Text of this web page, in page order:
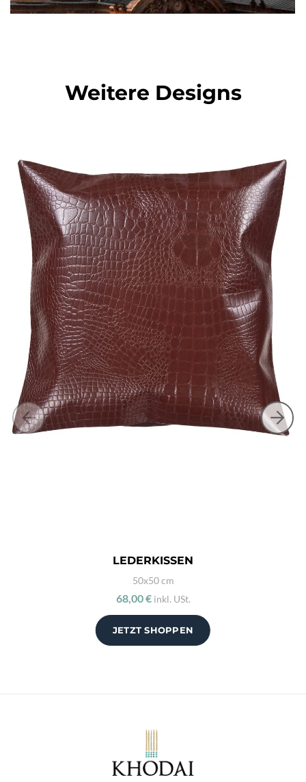
Weitere Designs
JETZT SHOPPEN
LEDERKISSEN
50x50 cm
68,00 € inkl. USt.